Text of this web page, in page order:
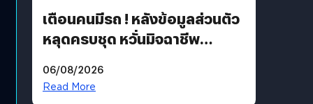
เตือนคนมีรถ ! หลังข้อมูลส่วนตัว
หลุดครบชุด หวั่นมิจฉาชีพ
รหัสผ่านหลุด ไม่ใช่แฮกเกอร์
06/08/2026
Read More